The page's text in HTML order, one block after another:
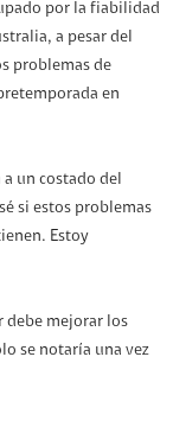
por la fiabilidad
a pesar del
problemas de
en
un costado del
si estos problemas
Estoy
debe mejorar los
se notaría una vez